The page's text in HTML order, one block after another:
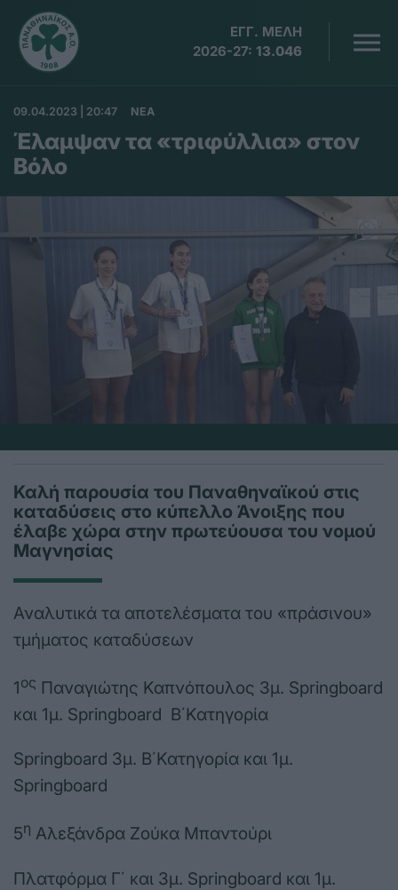
ΕΓΓ. ΜΕΛΗ
2026-27: 13.046
09.04.2023 | 20:47 ΝΕΑ
Έλαμψαν τα «τριφύλλια» στον
Βόλο
Καλή παρουσία του Παναθηναϊκού στις
καταδύσεις στο κύπελλο Άνοιξης που
έλαβε χώρα στην πρωτεύουσα του νομού
Μαγνησίας
Αναλυτικά τα αποτελέσματα του «πράσινου»
τμήματος καταδύσεων
1ος Παναγιώτης Καπνόπουλος 3μ. Springboard
και 1μ. Springboard Β΄Κατηγορία
Springboard 3μ. Β΄Κατηγορία και 1μ.
Springboard
5η Αλεξάνδρα Ζούκα Μπαντούρι
Πλατφόρμα Γ΄ και 3μ. Springboard και 1μ.